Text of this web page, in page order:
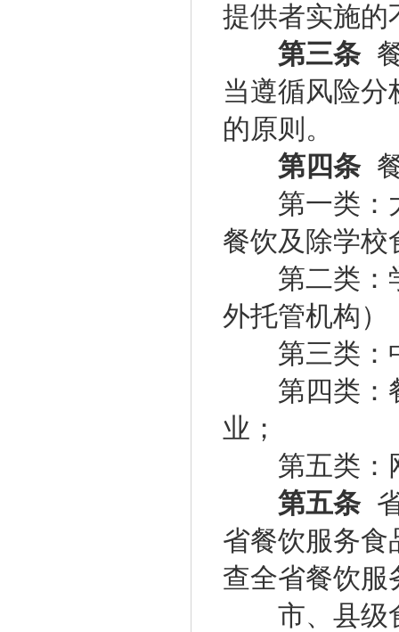
提供者实施的
第三条餐
当遵循风险
的原则。
第四条餐
第一类：大
餐饮及除学校
第二类：学
外托管机构）
第三类：中
第四类：餐
业；
第五类：网
第五条省
省餐饮服务食
查全省餐饮服
市、县级食